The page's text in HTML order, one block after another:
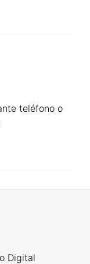
teléfono o
Digital